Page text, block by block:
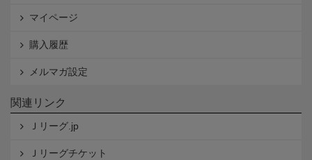
マイページ
購入履歴
メルマガ設定
関連リンク
Ｊリーグ.jp
Ｊリーグチケット